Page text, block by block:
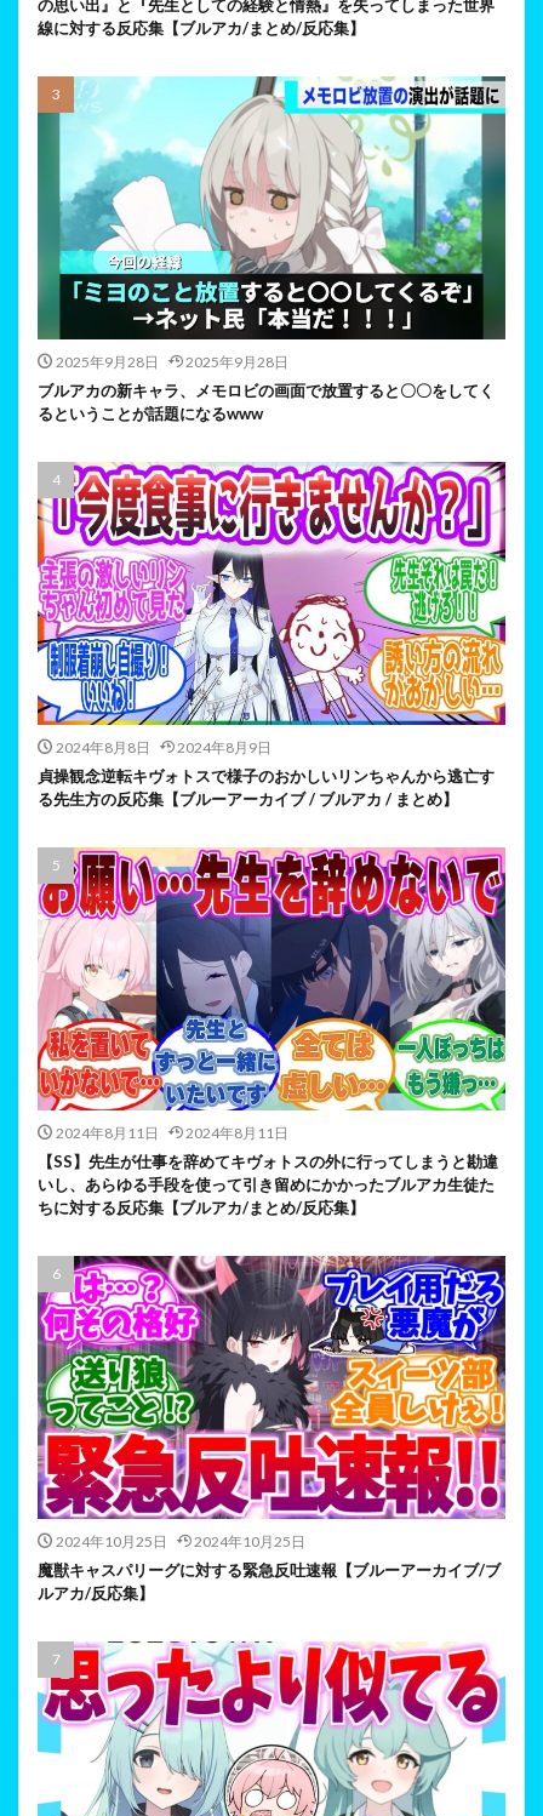
の思い出』と『先生としての経験と情熱』を失ってしまった世界
線に対する反応集【ブルアカ/まとめ/反応集】
2025年9月28日 2025年9月28日
ブルアカの新キャラ、メモロビの画面で放置すると〇〇をしてく
るということが話題になるwww
2024年8月8日 2024年8月9日
貞操観念逆転キヴォトスで様子のおかしいリンちゃんから逃亡す
る先生方の反応集【ブルーアーカイブ / ブルアカ / まとめ】
2024年8月11日 2024年8月11日
【SS】先生が仕事を辞めてキヴォトスの外に行ってしまうと勘違
いし、あらゆる手段を使って引き留めにかかったブルアカ生徒た
ちに対する反応集【ブルアカ/まとめ/反応集】
2024年10月25日 2024年10月25日
魔獣キャスパリーグに対する緊急反吐速報【ブルーアーカイブ/ブ
ルアカ/反応集】